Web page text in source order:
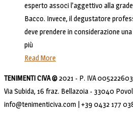
esperto associ l’aggettivo alla
Bacco. Invece, il degustatore
deve prendere in considerazione
più
Read More
TENIMENTI CIVA ©2021 - P. IVA
Via Subida, 16 fraz. Bellazoia - 33040
info@tenimenticiva.com | +39 0432 177